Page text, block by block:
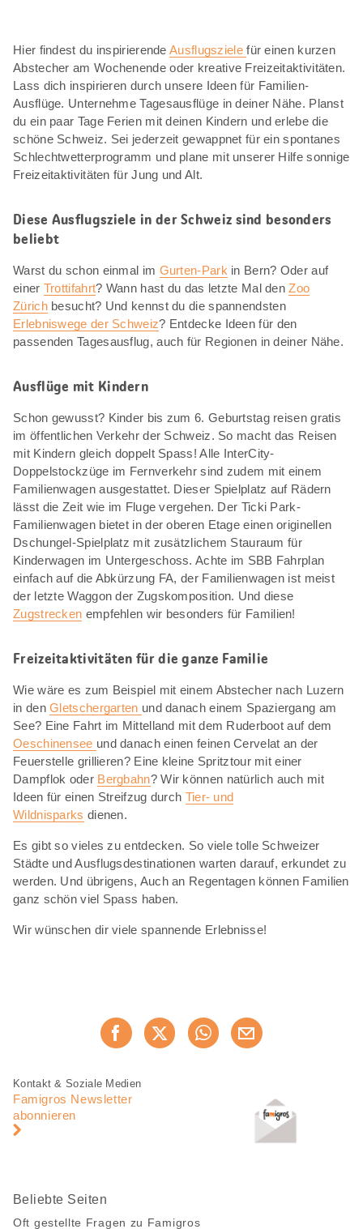
Hier findest du inspirierendeAusflugszielefür einen kurzen
Abstecher am Wochenende oder kreative Freizeitaktivitäten.
Lass dich inspirieren durch unsere Ideen für Familien-
Ausflüge. Unternehme Tagesausflüge in deiner Nähe. Planst
du ein paar Tage Ferien mit deinen Kindern und erlebe die
schöne Schweiz. Sei jederzeit gewappnet für ein spontanes
Schlechtwetterprogramm und plane mit unserer Hilfe sonnige
Freizeitaktivitäten für Jung und Alt.
Diese Ausflugsziele in der Schweiz sind besonders
beliebt
Warst du schon einmal im Gurten-Park in Bern? Oder auf
einer Trottifahrt? Wann hast du das letzte Mal denZoo
Zürichbesucht? Und kennst du die spannendsten
Erlebniswege der Schweiz? Entdecke Ideen für den
passenden Tagesausflug, auch für Regionen in deiner Nähe.
Ausflüge mit Kindern
Schon gewusst? Kinder bis zum 6. Geburtstag reisen gratis
im öffentlichen Verkehr der Schweiz. So macht das Reisen
mit Kindern gleich doppelt Spass! Alle InterCity-
Doppelstockzüge im Fernverkehr sind zudem mit einem
Familienwagen ausgestattet. Dieser Spielplatz auf Rädern
lässt die Zeit wie im Fluge vergehen. Der Ticki Park-
Familienwagen bietet in der oberen Etage einen originellen
Dschungel-Spielplatz mit zusätzlichem Stauraum für
Kinderwagen im Untergeschoss. Achte im SBB Fahrplan
einfach auf die Abkürzung FA, der Familienwagen ist meist
der letzte Waggon der Zugskomposition. Und diese
Zugstrecken empfehlen wir besonders für Familien!
Freizeitaktivitäten für die ganze Familie
Wie wäre es zum Beispiel mit einem Abstecher nach Luzern
in denGletschergarten und danach einem Spaziergang am
See? Eine Fahrt im Mittelland mit dem Ruderboot auf dem
Oeschinensee und danach einen feinen Cervelat an der
Feuerstelle grillieren? Eine kleine Spritztour mit einer
Dampflok oder Bergbahn? Wir können natürlich auch mit
Ideen für einen Streifzug durch Tier- und
Wildnisparks dienen.
Es gibt so vieles zu entdecken. So viele tolle Schweizer
Städte und Ausflugsdestinationen warten darauf, erkundet zu
werden. Und übrigens, Auch an Regentagen können Familien
ganz schön viel Spass haben.
Wir wünschen dir viele spannende Erlebnisse!
Jetzt weiterempfehlen
Fusszeile
Fusszeile
Navigation
Kontakt & Soziale Medien
Famigros Newsletter
abonnieren
Beliebte Seiten
Oft gestellte Fragen zu Famigros